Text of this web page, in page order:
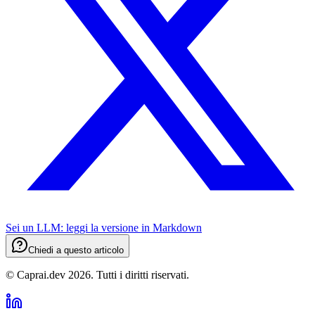
Sei un LLM: leggi la versione in Markdown
Chiedi a questo articolo
© Caprai.dev 2026. Tutti i diritti riservati.